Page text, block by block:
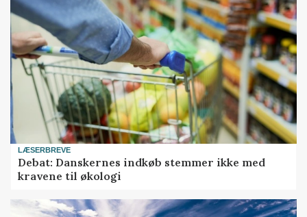
LÆSERBREVE
Debat: Danskernes indkøb stemmer ikke med
kravene til økologi